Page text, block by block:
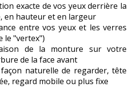
exacte de vos yeux derrière la
en hauteur et en largeur
entre vos yeux et les verres
le "vertex")
de la monture sur votre
de la face avant
naturelle de regarder, tête
regard mobile ou plus fixe